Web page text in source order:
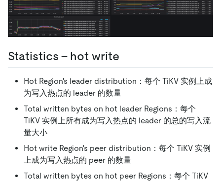
Statistics - hot write
Hot Region's leader distribution：每个 TiKV 实例上成
为写入热点的 leader 的数量
Total written bytes on hot leader Regions：每个
TiKV 实例上所有成为写入热点的 leader 的总的写入流
量大小
Hot write Region's peer distribution：每个 TiKV 实例
上成为写入热点的 peer 的数量
Total written bytes on hot peer Regions：每个 TiKV